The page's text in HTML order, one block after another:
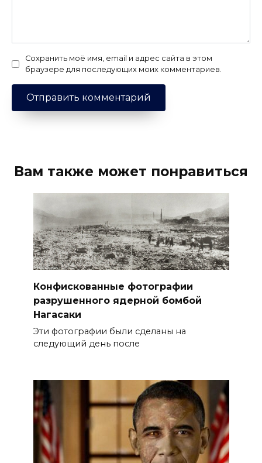
Сохранить моё имя, email и адрес сайта в этом
браузере для последующих моих комментариев.
Вам также может понравиться
Конфискованные фотографии
разрушенного ядерной бомбой
Нагасаки
Эти фотографии были сделаны на
следующий день после